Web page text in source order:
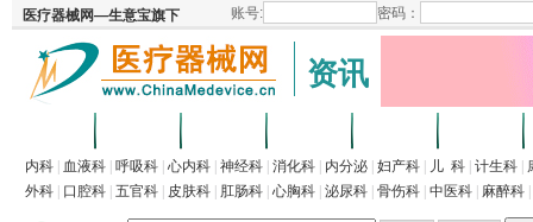
资讯
内科 血液科 呼吸科 心内科 神经科 消化科 内分泌 妇产科 儿 科 计生科
外科
口腔科 五官科 皮肤科 肛肠科 心胸科 泌尿科 骨伤科 中医科 麻醉科